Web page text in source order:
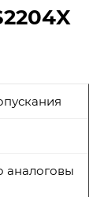
аналоговы